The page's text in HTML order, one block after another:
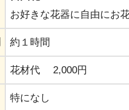
お好きな花器に自由にお
約１時間
花材代 2,000円
特になし